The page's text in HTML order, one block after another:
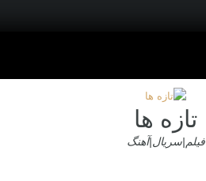
تازه ها
فیلم|سریال|آهنگ